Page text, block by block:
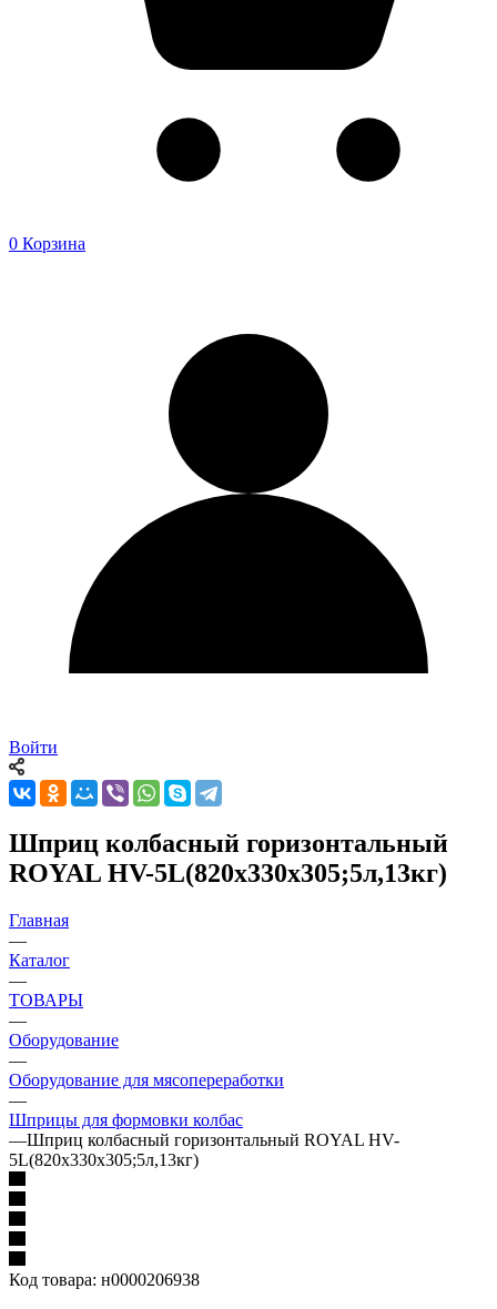
0 Корзина
Войти
Шприц колбасный горизонтальный
ROYAL HV-5L(820х330х305;5л,13кг)
Главная
—
Каталог
—
ТОВАРЫ
—
Оборудование
—
Оборудование для мясопереработки
—
Шприцы для формовки колбас
—Шприц колбасный горизонтальный ROYAL HV-
5L(820х330х305;5л,13кг)
Код товара: н0000206938